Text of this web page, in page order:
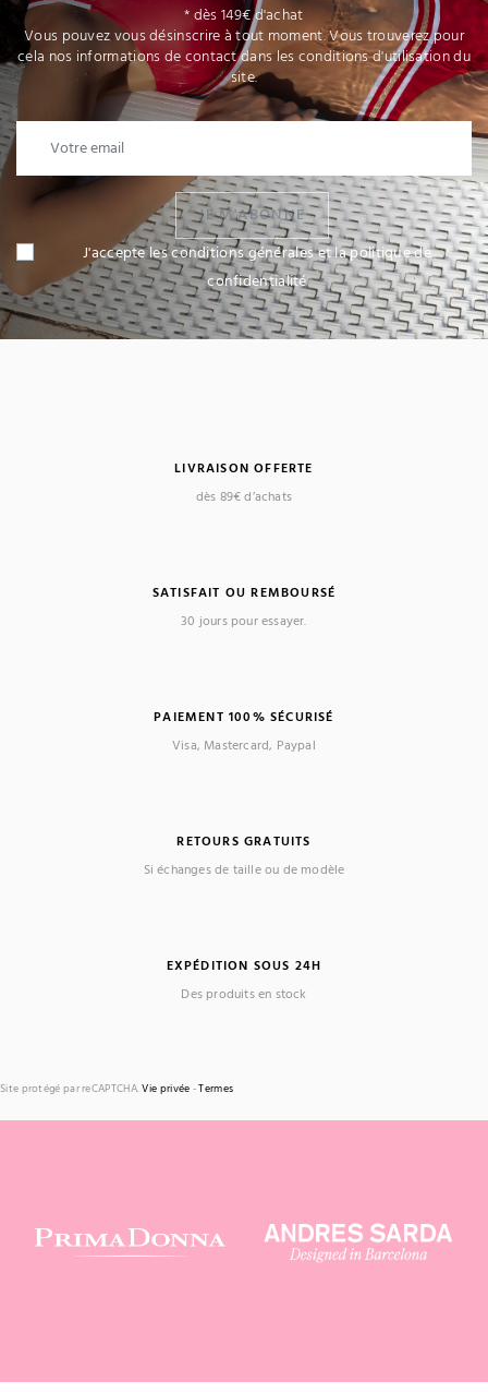
* dès 149€ d'achat
Vous pouvez vous désinscrire à tout moment. Vous trouverez pour
cela nos informations de contact dans les conditions d'utilisation du
site.
JE M'ABONNE
J'accepte les conditions générales et la politique de
confidentialité
LIVRAISON OFFERTE
dès 89€ d’achats
SATISFAIT OU REMBOURSÉ
30 jours pour essayer.
PAIEMENT 100% SÉCURISÉ
Visa, Mastercard, Paypal
RETOURS GRATUITS
Si échanges de taille ou de modèle
EXPÉDITION SOUS 24H
Des produits en stock
Site protégé par reCAPTCHA.Vie privée -Termes